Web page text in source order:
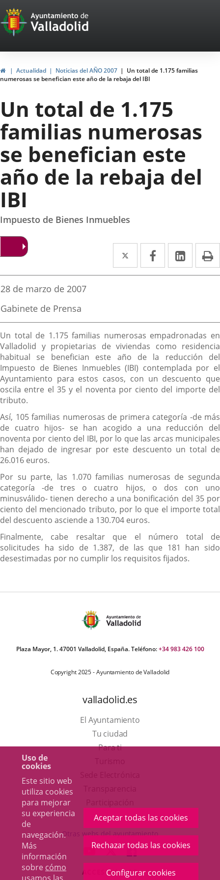
Uso de
cookies
Este sitio web
utiliza cookies
para mejorar
su experiencia
de
navegación.
Más
información
sobre cómo
Aceptar todas las cookies
Rechazar todas las cookies
Configurar cookies
Portal
Web
del
Ayuntamiento
de
Valladolid
InicioActualidad Noticias del AÑO 2007
Un total de 1.175 familias
numerosas se benefician este año de la rebaja del IBI
Un total de 1.175
familias numerosas
se benefician este
año de la rebaja del
IBI
Impuesto de Bienes Inmuebles
Twitter
Enlace
a
externa.
Facebook
Enlace
a
externa.
Enlace
a
Fecha
la
noticia
28 de marzo de 2007
Fuente
la
noticia
Gabinete de Prensa
Descripción
Un total de 1.175 familias numerosas empadronadas en
Valladolid y propietarias de viviendas como residencia
habitual se benefician este año de la reducción del
Impuesto de Bienes Inmuebles (IBI) contemplada por el
Ayuntamiento para estos casos, con un descuento que
oscila entre el 35 y el noventa por ciento del importe del
tributo.
Así, 105 familias numerosas de primera categoría -de más
de cuatro hijos- se han acogido a una reducción del
noventa por ciento del IBI, por lo que las arcas municipales
han dejado de ingresar por este descuento un total de
26.016 euros.
Por su parte, las 1.070 familias numerosas de segunda
categoría -de tres o cuatro hijos, o dos con uno
minusválido- tienen derecho a una bonificación del 35 por
ciento del mencionado tributo, por lo que el importe total
del descuento asciende a 130.704 euros.
Finalmente, cabe resaltar que el número total de
solicitudes ha sido de 1.387, de las que 181 han sido
desestimadas por no cumplir los requisitos fijados.
Plaza Mayor, 1. 47001 Valladolid, España. Teléfono:+34 983 426 100
Copyright 2025 - Ayuntamiento de Valladolid
valladolid.es
El Ayuntamiento
Tu ciudad
Para ti
en
una
ventana
nueva.
aplicación
externa.
Otras webs del ayuntamiento
ENLACE
A
UNA
ENLACE
A
UNA
ENLACE
A
UNA
ACCESIBILIDAD